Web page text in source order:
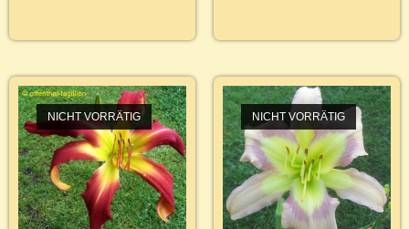
NICHT VORRÄTIG NICHT VORRÄTIG